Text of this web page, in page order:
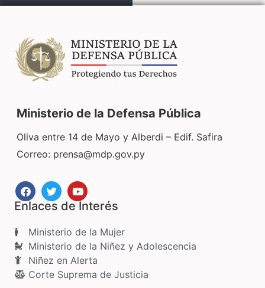
Ministerio de la Defensa Pública
Oliva entre 14 de Mayo y Alberdi – Edif. Safira
Correo: prensa@mdp.gov.py
Enlaces de Interés
Ministerio de la Mujer
Ministerio de la Niñez y Adolescencia
Niñez en Alerta
Corte Suprema de Justicia